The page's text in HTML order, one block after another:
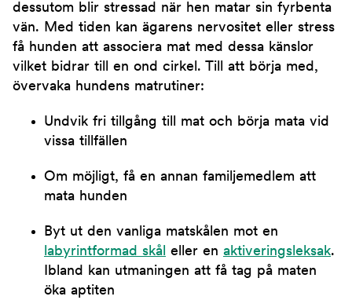
dessutom blir stressad när hen matar sin fyrbenta
vän. Med tiden kan ägarens nervositet eller stress
få hunden att associera mat med dessa känslor
vilket bidrar till en ond cirkel. Till att börja med,
övervaka hundens matrutiner:
Undvik fri tillgång till mat och börja mata vid
vissa tillfällen
Om möjligt, få en annan familjemedlem att
mata hunden
Byt ut den vanliga matskålen mot en
labyrintformad skål eller en aktiveringsleksak.
Ibland kan utmaningen att få tag på maten
öka aptiten